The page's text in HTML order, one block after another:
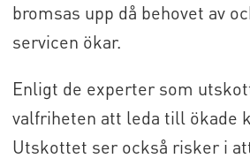
bromsas upp då behovet av
servicen ökar.
Enligt de experter som
valfriheten att leda till ökade
Utskottet ser också risker i